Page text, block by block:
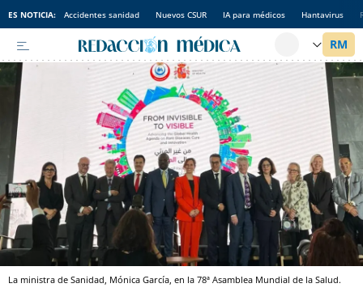
ES NOTICIA: Accidentes sanidad Nuevos CSUR IA para médicos Hantavirus
La ministra de Sanidad, Mónica García, en la 78ª Asamblea Mundial de la Salud.